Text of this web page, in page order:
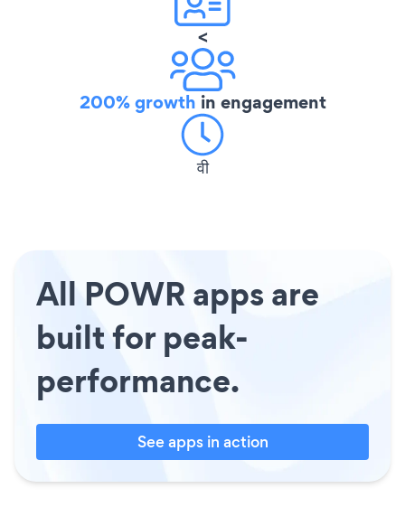
<
200% growth in engagement
वी
All POWR apps are
built for peak-
performance.
See apps in action